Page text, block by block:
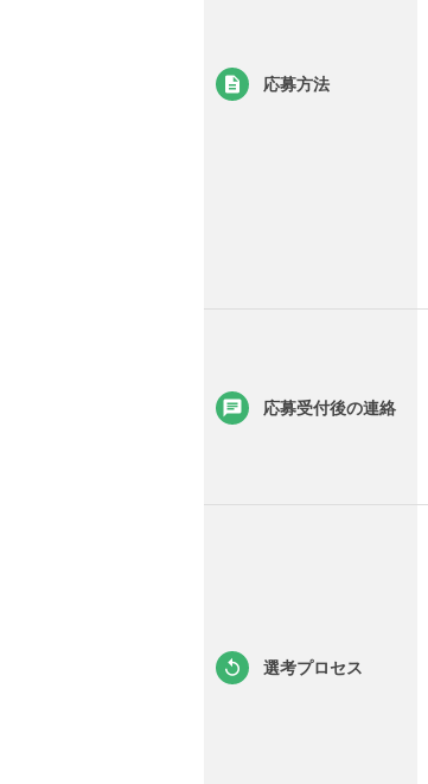
応募方法
応募受付後の連絡
選考プロセス